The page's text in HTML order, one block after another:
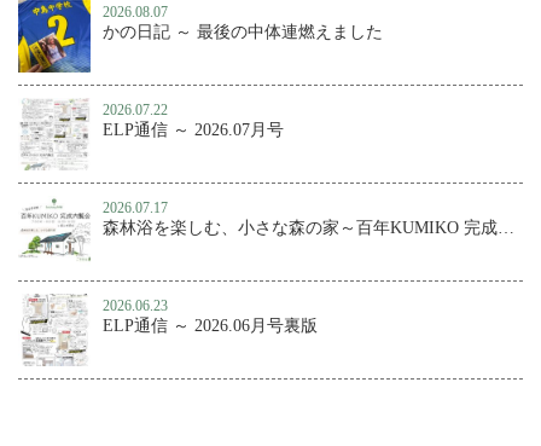
2026.08.07
かの日記 ～ 最後の中体連燃えました
2026.07.22
ELP通信 ～ 2026.07月号
2026.07.17
2026.06.23
ELP通信 ～ 2026.06月号裏版